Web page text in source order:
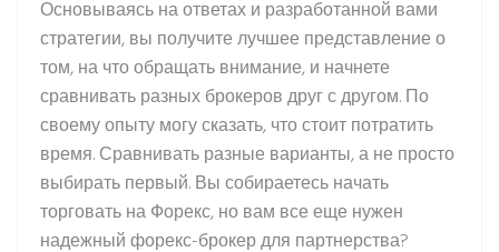
Основываясь на ответах и разработанной вами
стратегии, вы получите лучшее представление о
том, на что обращать внимание, и начнете
сравнивать разных брокеров друг с другом. По
своему опыту могу сказать, что стоит потратить
время. Сравнивать разные варианты, а не просто
выбирать первый. Вы собираетесь начать
торговать на Форекс, но вам все еще нужен
надежный форекс-брокер для партнерства?